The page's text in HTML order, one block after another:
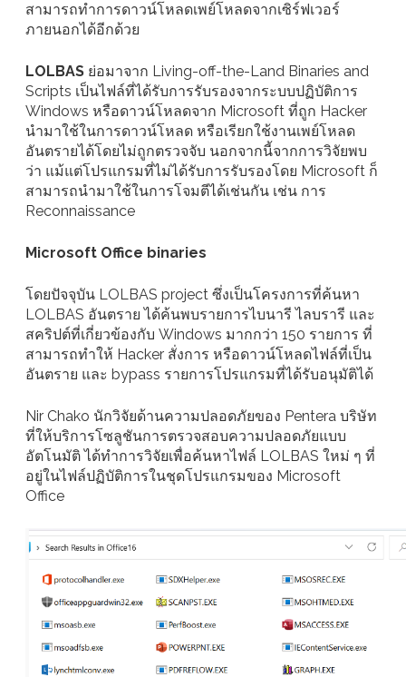
สามารถทำการดาวน์โหลดเพย์โหลดจากเซิร์ฟเวอร์
ภายนอกได้อีกด้วย
LOLBAS ย่อมาจาก Living-off-the-Land Binaries and
Scripts เป็นไฟล์ที่ได้รับการรับรองจากระบบปฏิบัติการ
Windows หรือดาวน์โหลดจาก Microsoft ที่ถูก Hacker
นำมาใช้ในการดาวน์โหลด หรือเรียกใช้งานเพย์โหลด
อันตรายได้โดยไม่ถูกตรวจจับ นอกจากนี้จากการวิจัยพบ
ว่า แม้แต่โปรแกรมที่ไม่ได้รับการรับรองโดย Microsoft ก็
สามารถนำมาใช้ในการโจมตีได้เช่นกัน เช่น การ
Reconnaissance
Microsoft Office binaries
โดยปัจจุบัน LOLBAS project ซึ่งเป็นโครงการที่ค้นหา
LOLBAS อันตราย ได้ค้นพบรายการไบนารี ไลบรารี และ
สคริปต์ที่เกี่ยวข้องกับ Windows มากกว่า 150 รายการ ที่
สามารถทำให้ Hacker สั่งการ หรือดาวน์โหลดไฟล์ที่เป็น
อันตราย และ bypass รายการโปรแกรมที่ได้รับอนุมัติได้
Nir Chako นักวิจัยด้านความปลอดภัยของ Pentera บริษัท
ที่ให้บริการโซลูชันการตรวจสอบความปลอดภัยแบบ
อัตโนมัติ ได้ทำการวิจัยเพื่อค้นหาไฟล์ LOLBAS ใหม่ ๆ ที่
อยู่ในไฟล์ปฏิบัติการในชุดโปรแกรมของ Microsoft
Office